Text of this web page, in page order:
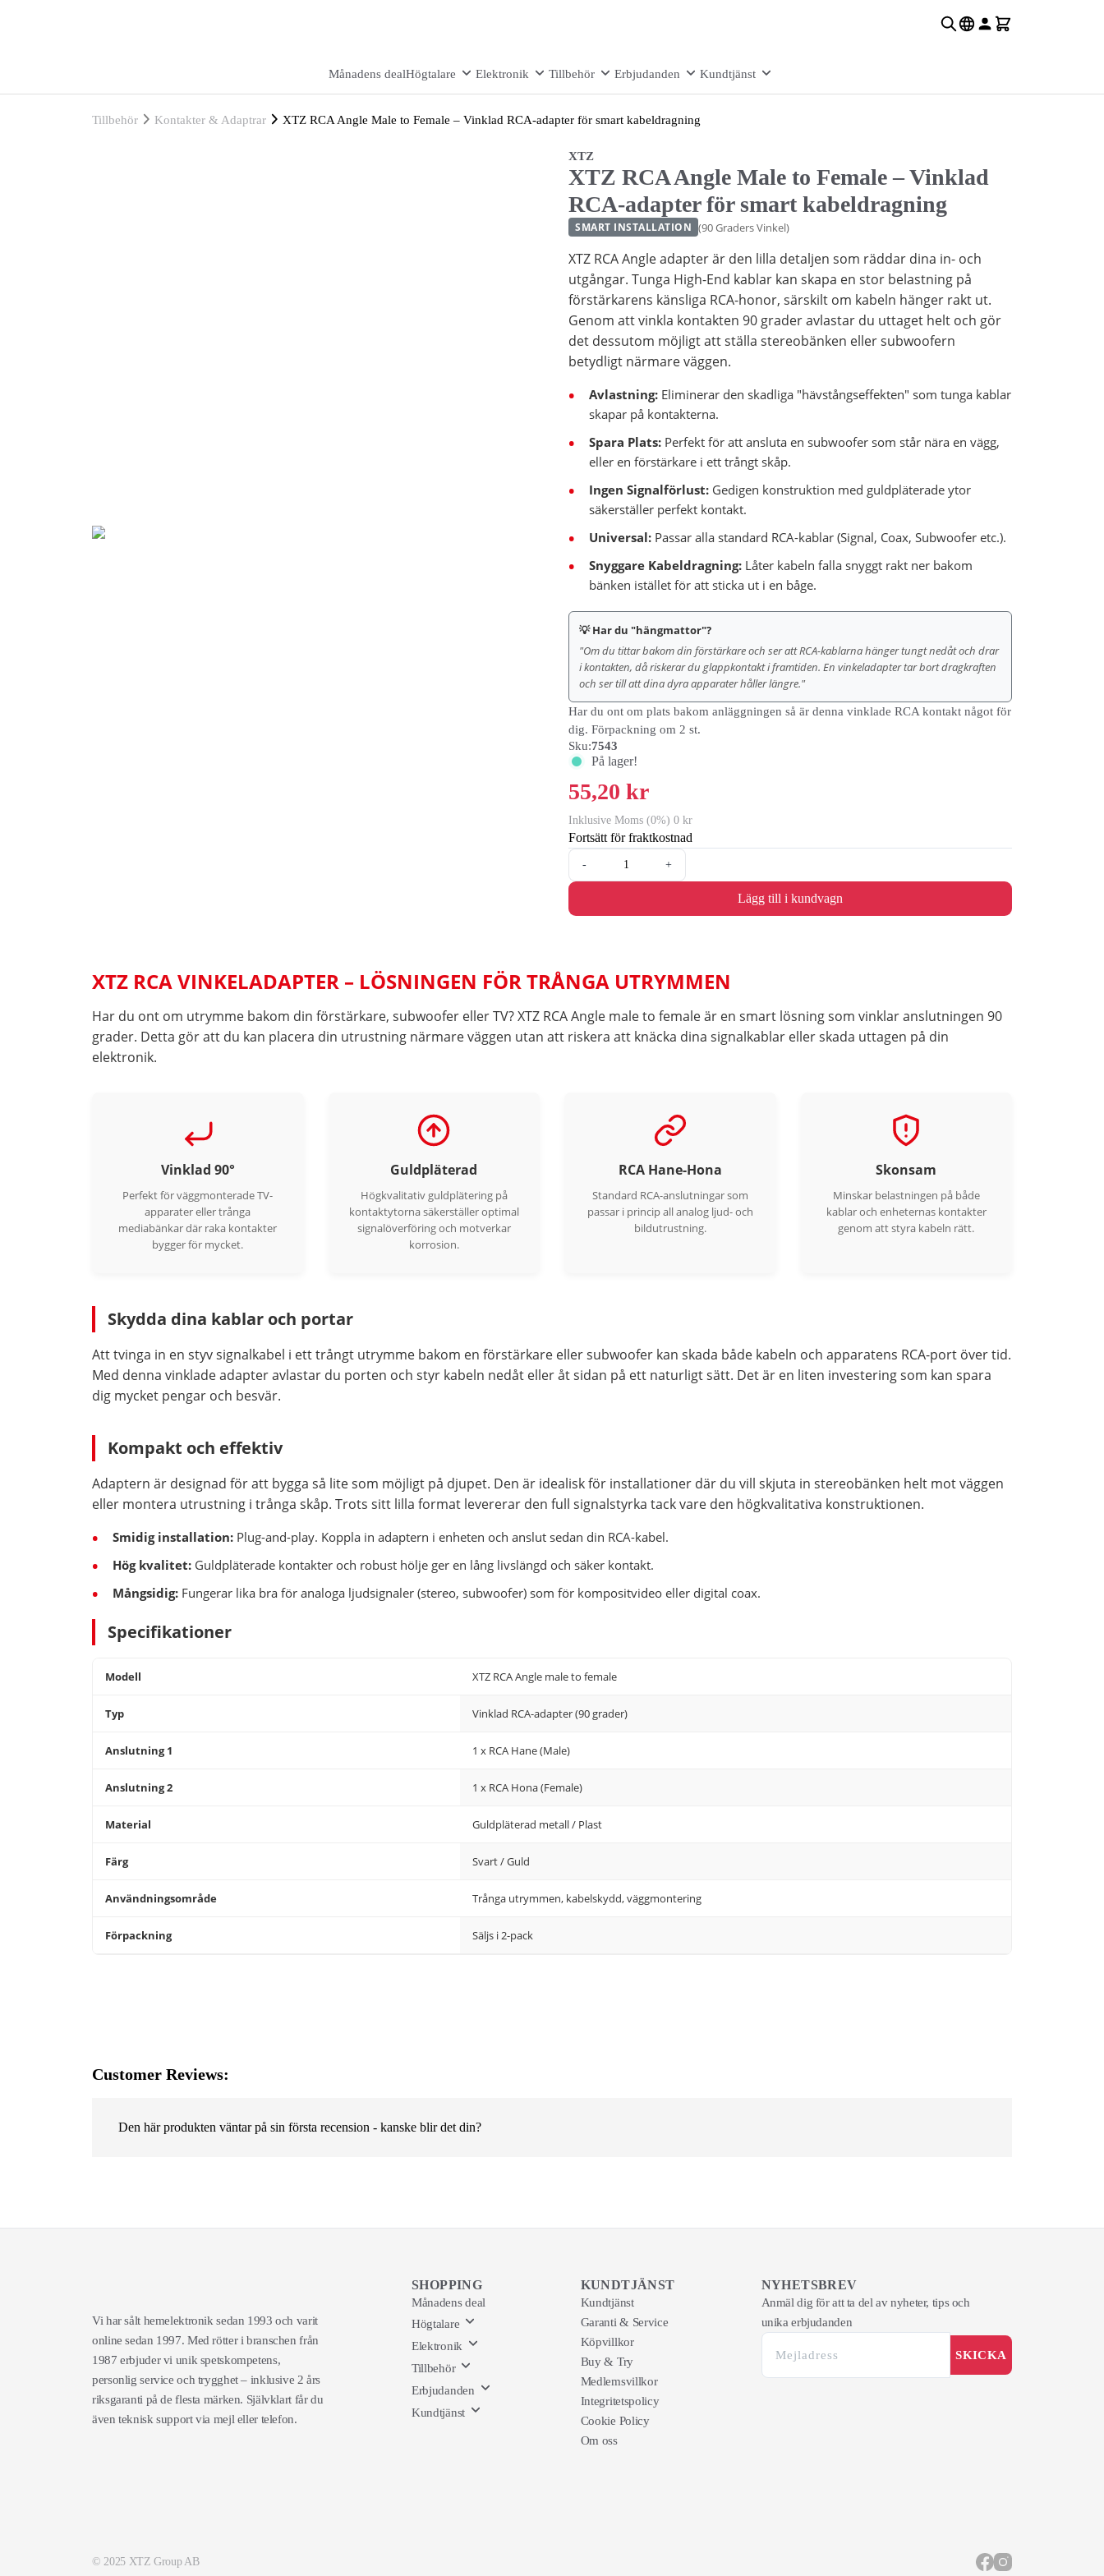
Månadens dealHögtalare Elektronik Tillbehör Erbjudanden Kundtjänst
Tillbehör Kontakter & Adaptrar XTZ RCA Angle Male to Female – Vinklad RCA-adapter för smart kabeldragning
XTZ
XTZ RCA Angle Male to Female – Vinklad
RCA-adapter för smart kabeldragning
SMART INSTALLATION (90 Graders Vinkel)
XTZ RCA Angle adapter är den lilla detaljen som räddar dina in- och
utgångar. Tunga High-End kablar kan skapa en stor belastning på
förstärkarens känsliga RCA-honor, särskilt om kabeln hänger rakt ut.
Genom att vinkla kontakten 90 grader avlastar du uttaget helt och gör
det dessutom möjligt att ställa stereobänken eller subwoofern
betydligt närmare väggen.
Avlastning: Eliminerar den skadliga "hävstångseffekten" som tunga kablar
skapar på kontakterna.
Spara Plats: Perfekt för att ansluta en subwoofer som står nära en vägg,
eller en förstärkare i ett trångt skåp.
Ingen Signalförlust: Gedigen konstruktion med guldpläterade ytor
säkerställer perfekt kontakt.
Universal: Passar alla standard RCA-kablar (Signal, Coax, Subwoofer etc.).
Snyggare Kabeldragning: Låter kabeln falla snyggt rakt ner bakom
bänken istället för att sticka ut i en båge.
💡 Har du "hängmattor"?
"Om du tittar bakom din förstärkare och ser att RCA-kablarna hänger tungt nedåt och drar
i kontakten, då riskerar du glappkontakt i framtiden. En vinkeladapter tar bort dragkraften
och ser till att dina dyra apparater håller längre."
Har du ont om plats bakom anläggningen så är denna vinklade RCA kontakt något för
dig. Förpackning om 2 st.
Sku:7543
På lager!
55,20 kr
Inklusive Moms (0%) 0 kr
Fortsätt för fraktkostnad
- +
Lägg till i kundvagn
XTZ RCA VINKELADAPTER – LÖSNINGEN FÖR TRÅNGA UTRYMMEN
Har du ont om utrymme bakom din förstärkare, subwoofer eller TV? XTZ RCA Angle male to female är en smart lösning som vinklar anslutningen 90
grader. Detta gör att du kan placera din utrustning närmare väggen utan att riskera att knäcka dina signalkablar eller skada uttagen på din
elektronik.
Vinklad 90°
Perfekt för väggmonterade TV-
apparater eller trånga
mediabänkar där raka kontakter
bygger för mycket.
Guldpläterad
Högkvalitativ guldplätering på
kontaktytorna säkerställer optimal
signalöverföring och motverkar
korrosion.
RCA Hane-Hona
Standard RCA-anslutningar som
passar i princip all analog ljud- och
bildutrustning.
Skonsam
Minskar belastningen på både
kablar och enheternas kontakter
genom att styra kabeln rätt.
Skydda dina kablar och portar
Att tvinga in en styv signalkabel i ett trångt utrymme bakom en förstärkare eller subwoofer kan skada både kabeln och apparatens RCA-port över tid.
Med denna vinklade adapter avlastar du porten och styr kabeln nedåt eller åt sidan på ett naturligt sätt. Det är en liten investering som kan spara
dig mycket pengar och besvär.
Kompakt och effektiv
Adaptern är designad för att bygga så lite som möjligt på djupet. Den är idealisk för installationer där du vill skjuta in stereobänken helt mot väggen
eller montera utrustning i trånga skåp. Trots sitt lilla format levererar den full signalstyrka tack vare den högkvalitativa konstruktionen.
Smidig installation: Plug-and-play. Koppla in adaptern i enheten och anslut sedan din RCA-kabel.
Hög kvalitet: Guldpläterade kontakter och robust hölje ger en lång livslängd och säker kontakt.
Mångsidig: Fungerar lika bra för analoga ljudsignaler (stereo, subwoofer) som för kompositvideo eller digital coax.
Specifikationer
Modell XTZ RCA Angle male to female
Typ Vinklad RCA-adapter (90 grader)
Anslutning 1 1 x RCA Hane (Male)
Anslutning 2 1 x RCA Hona (Female)
Material Guldpläterad metall / Plast
Färg Svart / Guld
Användningsområde Trånga utrymmen, kabelskydd, väggmontering
Förpackning Säljs i 2-pack
Customer Reviews:
Den här produkten väntar på sin första recension - kanske blir det din?
Vi har sålt hemelektronik sedan 1993 och varit
online sedan 1997. Med rötter i branschen från
1987 erbjuder vi unik spetskompetens,
personlig service och trygghet – inklusive 2 års
riksgaranti på de flesta märken. Självklart får du
även teknisk support via mejl eller telefon.
SHOPPING
Månadens deal
Högtalare
Elektronik
Tillbehör
Erbjudanden
Kundtjänst
KUNDTJÄNST
Kundtjänst
Garanti & Service
Köpvillkor
Buy & Try
Medlemsvillkor
Integritetspolicy
Cookie Policy
Om oss
NYHETSBREV
Anmäl dig för att ta del av nyheter, tips och
unika erbjudanden
SKICKA
© 2025 XTZ Group AB